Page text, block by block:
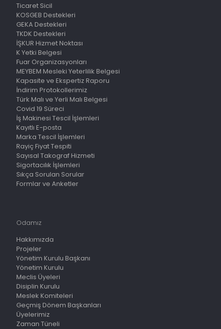
Ticaret Sicil
KOSGEB Destekleri
GEKA Destekleri
TKDK Destekleri
İŞKUR Hizmet Noktası
K Yetki Belgesi
Fuar Organizasyonları
MEYBEM Mesleki Yeterlilik Belgesi
Kapasite ve Ekspertiz Raporu
İndirim Protokollerimiz
Türk Malı ve Yerli Malı Belgesi
Covid 19 Süreci
İş Makinesi Tescil İşlemleri
Kayıtlı E-posta
Marka Tescil İşlemleri
Rayiç Fiyat Tespiti
Sayısal Takograf Hizmeti
Sigortacılık İşlemleri
Sıkça Sorulan Sorular
Formlar ve Anketler
Odamız
Hakkımızda
Projeler
Yönetim Kurulu Başkanı
Yönetim Kurulu
Meclis Üyeleri
Disiplin Kurulu
Meslek Komiteleri
Geçmiş Dönem Başkanları
Üyelerimiz
Zaman Tüneli